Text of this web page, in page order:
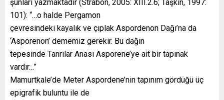
şunları yazmaktadır (Strabon, 2005: XIII.2.6; Taşkın, 1997:
101): “…o halde Pergamon
çevresindeki kayalık ve çıplak Aspordenon Dağı’na da
‘Asporenon’ dememiz gerekir. Bu dağın
tepesinde Tanrılar Anası Asporene’ye ait bir tapınak
vardır…”
Mamurtkale’de Meter Aspordene’nin tapınım gördüğü üç
epigrafik buluntu ile de